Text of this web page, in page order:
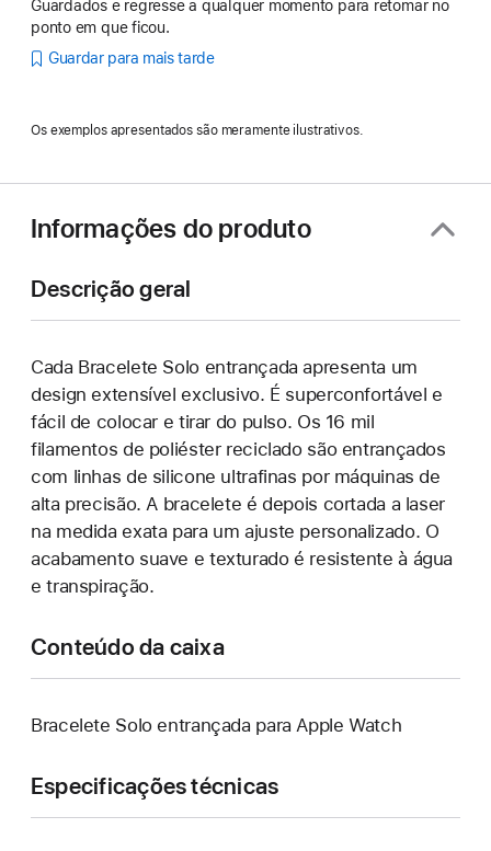
Guardados e regresse a qualquer momento para retomar no
ponto em que ficou.
Guardar para mais tarde
Os exemplos apresentados são meramente ilustrativos.
Informações do produto
Descrição geral
Cada Bracelete Solo entrançada apresenta um
design extensível exclusivo. É superconfortável e
fácil de colocar e tirar do pulso. Os 16 mil
filamentos de poliéster reciclado são entrançados
com linhas de silicone ultrafinas por máquinas de
alta precisão. A bracelete é depois cortada a laser
na medida exata para um ajuste personalizado. O
acabamento suave e texturado é resistente à água
e transpiração.
Conteúdo da caixa
Bracelete Solo entrançada para Apple Watch
Especificações técnicas